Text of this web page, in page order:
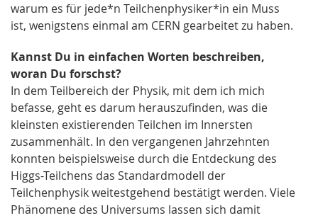
warum es für jede*n Teilchenphysiker*in ein Muss
ist, wenigstens einmal am CERN gearbeitet zu haben.
Kannst Du in einfachen Worten beschreiben,
woran Du forschst?
In dem Teilbereich der Physik, mit dem ich mich
befasse, geht es darum herauszufinden, was die
kleinsten existierenden Teilchen im Innersten
zusammenhält. In den vergangenen Jahrzehnten
konnten beispielsweise durch die Entdeckung des
Higgs-Teilchens das Standardmodell der
Teilchenphysik weitestgehend bestätigt werden. Viele
Phänomene des Universums lassen sich damit